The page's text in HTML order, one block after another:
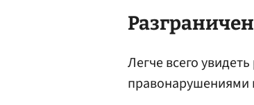
Легче всего
правонарушениями